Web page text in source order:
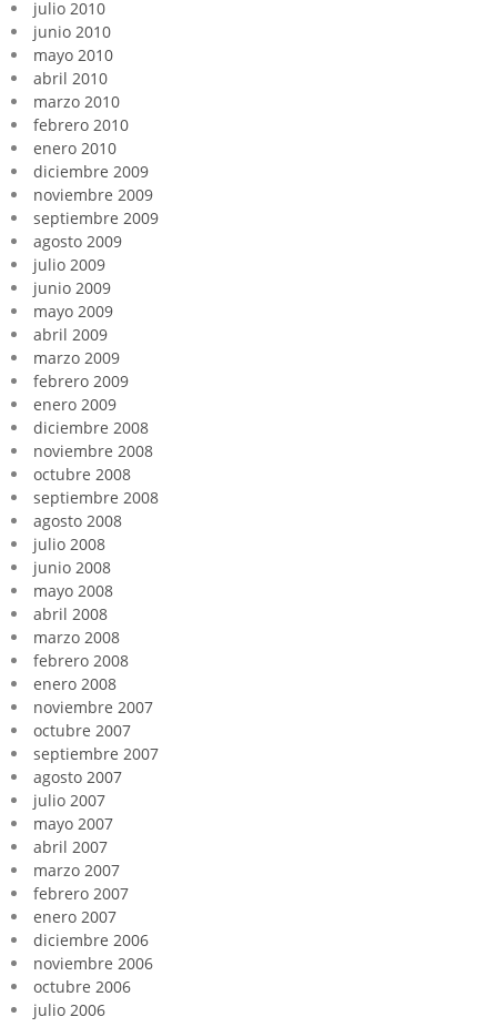
julio 2010
junio 2010
mayo 2010
abril 2010
marzo 2010
febrero 2010
enero 2010
diciembre 2009
noviembre 2009
septiembre 2009
agosto 2009
julio 2009
junio 2009
mayo 2009
abril 2009
marzo 2009
febrero 2009
enero 2009
diciembre 2008
noviembre 2008
octubre 2008
septiembre 2008
agosto 2008
julio 2008
junio 2008
mayo 2008
abril 2008
marzo 2008
febrero 2008
enero 2008
noviembre 2007
octubre 2007
septiembre 2007
agosto 2007
julio 2007
mayo 2007
abril 2007
marzo 2007
febrero 2007
enero 2007
diciembre 2006
noviembre 2006
octubre 2006
julio 2006